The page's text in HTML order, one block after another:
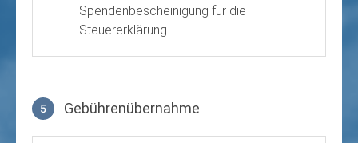
Spendenbescheinigung für die
Steuererklärung.
5 Gebührenübernahme